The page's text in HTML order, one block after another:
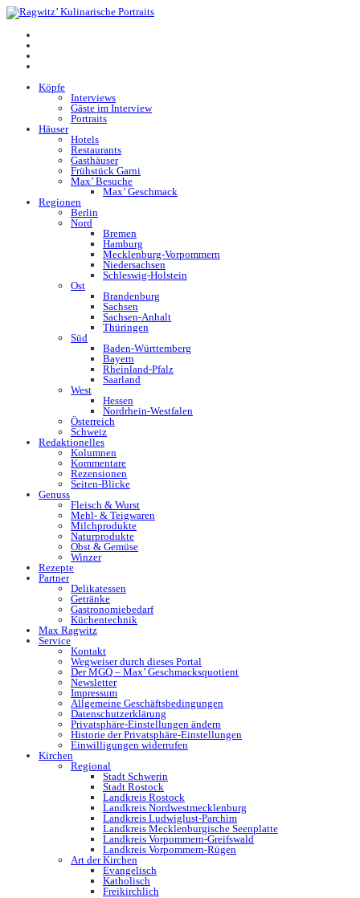
Köpfe
Interviews
Gäste im Interview
Portraits
Häuser
Hotels
Restaurants
Gasthäuser
Frühstück Garni
Max’ Besuche
Max’ Geschmack
Regionen
Berlin
Nord
Bremen
Hamburg
Mecklenburg-Vorpommern
Niedersachsen
Schleswig-Holstein
Ost
Brandenburg
Sachsen
Sachsen-Anhalt
Thüringen
Süd
Baden-Württemberg
Bayern
Rheinland-Pfalz
Saarland
West
Hessen
Nordrhein-Westfalen
Österreich
Schweiz
Redaktionelles
Kolumnen
Kommentare
Rezensionen
Seiten-Blicke
Genuss
Fleisch & Wurst
Mehl- & Teigwaren
Milchprodukte
Naturprodukte
Obst & Gemüse
Winzer
Rezepte
Partner
Delikatessen
Getränke
Gastronomiebedarf
Küchentechnik
Max Ragwitz
Service
Kontakt
Wegweiser durch dieses Portal
Der MGQ – Max’ Geschmacksquotient
Newsletter
Impressum
Allgemeine Geschäftsbedingungen
Datenschutzerklärung
Privatsphäre-Einstellungen ändern
Historie der Privatsphäre-Einstellungen
Einwilligungen widerrufen
Kirchen
Regional
Stadt Schwerin
Stadt Rostock
Landkreis Rostock
Landkreis Nordwestmecklenburg
Landkreis Ludwiglust-Parchim
Landkreis Mecklenburgische Seenplatte
Landkreis Vorpommern-Greifswald
Landkreis Vorpommern-Rügen
Art der Kirchen
Evangelisch
Katholisch
Freikirchlich